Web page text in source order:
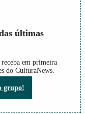
últimas
em primeira
do CulturaNews.
grupo!